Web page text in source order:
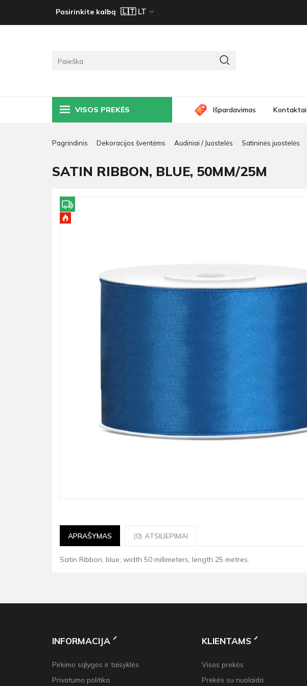
Pasirinkite kalbą
VISOS PREKĖS Išpardavimas Kontaktai
Pagrindinis Dekoracijos šventėms Audiniai / Juostelės Satininės juostelės
SATIN RIBBON, BLUE, 50MM/25M
APRAŠYMAS (0) ATSILIEPIMAI
Satin Ribbon, blue, width 50 millimeters, length 25 metres.
INFORMACIJA
Pirkimo sąlygos ir taisyklės
Privatumo politika
KLIENTAMS
Visos prekės
Prekės su nuolaida